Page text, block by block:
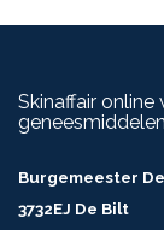
Skinaffair
geneesmiddelen
Burgemeester
3732EJ De Bilt